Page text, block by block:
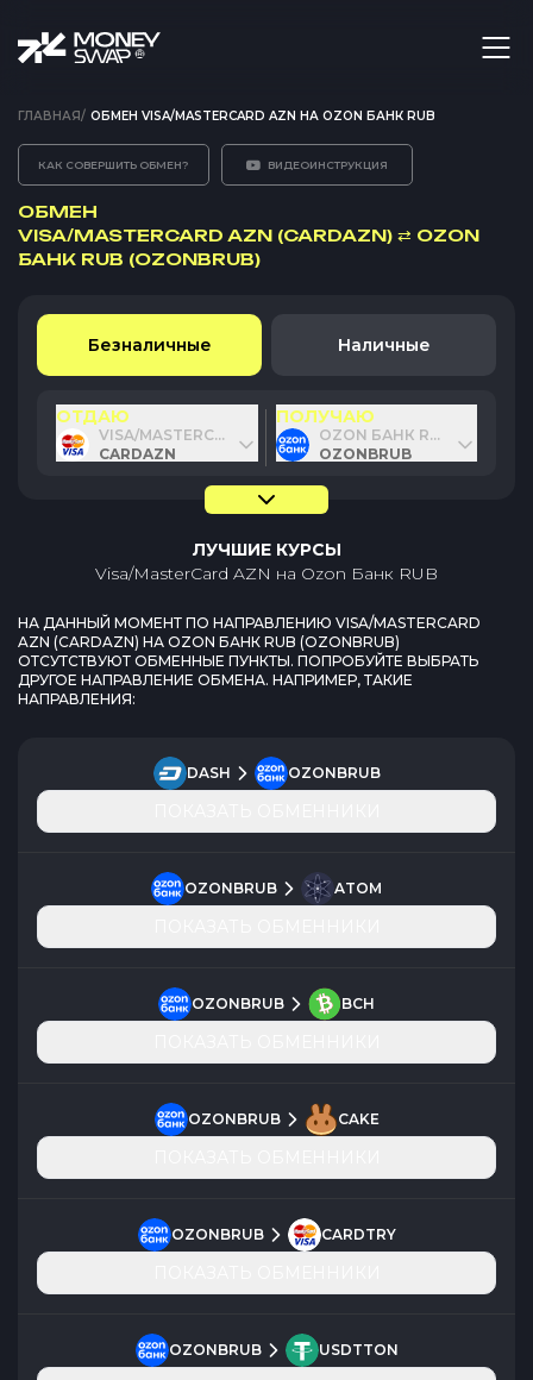
ГЛАВНАЯ/ ОБМЕН VISA/MASTERCARD AZN НА OZON БАНК RUB
КАК СОВЕРШИТЬ ОБМЕН? ВИДЕОИНСТРУКЦИЯ
ОБМЕН
VISA/MASTERCARD AZN (CARDAZN) ⇄ OZON
БАНК RUB (OZONBRUB)
Безналичные Наличные
ОТДАЮ
VISA/MASTERCARD AZN
CARDAZN
ПОЛУЧАЮ
OZON БАНК RUB
OZONBRUB
ЛУЧШИЕ КУРСЫ
Visa/MasterCard AZN на Ozon Банк RUB
НА ДАННЫЙ МОМЕНТ ПО НАПРАВЛЕНИЮ VISA/MASTERCARD
AZN (CARDAZN) НА OZON БАНК RUB (OZONBRUB)
ОТСУТСТВУЮТ ОБМЕННЫЕ ПУНКТЫ. ПОПРОБУЙТЕ ВЫБРАТЬ
ДРУГОЕ НАПРАВЛЕНИЕ ОБМЕНА. НАПРИМЕР, ТАКИЕ
НАПРАВЛЕНИЯ:
DASH OZONBRUB
OZONBRUB ATOM
OZONBRUB BCH
OZONBRUB CAKE
OZONBRUB CARDTRY
OZONBRUB USDTTON